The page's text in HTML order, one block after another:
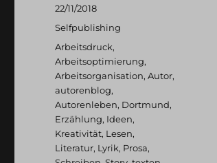
Veröffentlicht
am
22/11/2018
Kategorien
Selfpublishing
Schlagwörter
Arbeitsdruck,
Arbeitsoptimierung,
Arbeitsorganisation,Autor,
autorenblog,
Autorenleben, Dortmund,
Erzählung, Ideen,
Kreativität, Lesen,
Literatur, Lyrik, Prosa,